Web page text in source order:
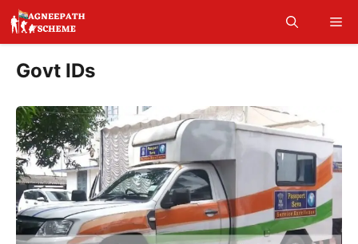
Skip
content
Govt IDs